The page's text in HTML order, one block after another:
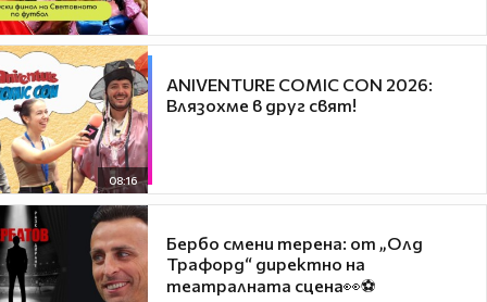
08:16
ANIVENTURE COMIC CON 2026:
Влязохме в друг свят!
Бербо смени терена: от „Олд
Трафорд“ директно на
театралната сцена👀⚽